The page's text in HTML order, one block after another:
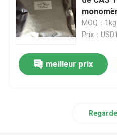
Produits chimiques
Matériaux
DMCBDA
MOQ：1kg
Prix：
meilleur prix